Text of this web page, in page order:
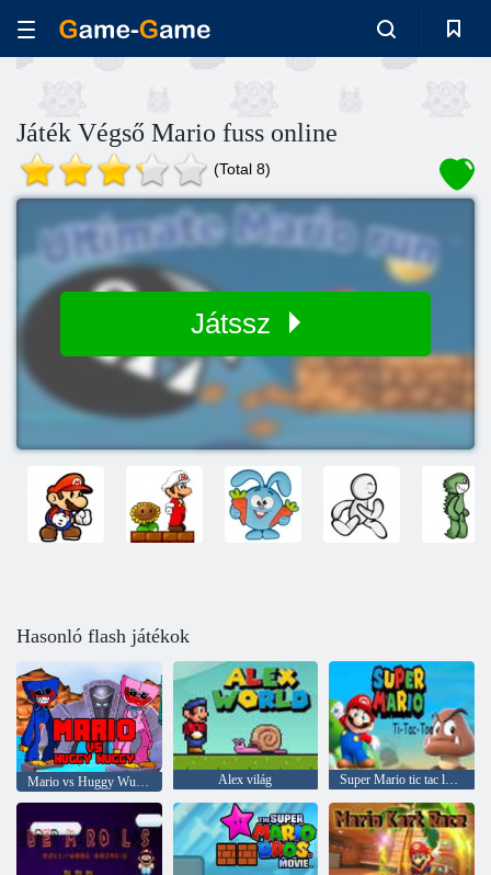
Játék Végső Mario fuss online
(Total 8)
Játssz
Hasonló flash játékok
Mario vs Huggy Wuggy Alex világ Super Mario tic tac lábujj